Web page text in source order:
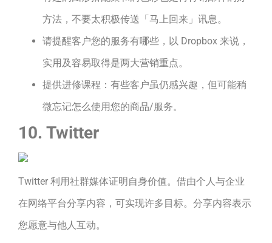
方法，不要太积极传送「马上回来」讯息。
请提醒客户您的服务有哪些，以 Dropbox 来说，
实用及容易取得是两大营销重点。
提供进修课程：有些客户虽仍感兴趣，但可能稍
微忘记怎么使用您的商品/服务。
10. Twitter
Twitter 利用社群媒体证明自身价值。借由个人与企业
在网络平台分享内容，可实现许多目标。分享内容表示
您愿意与他人互动。